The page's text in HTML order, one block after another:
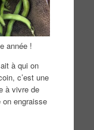
année !
à qui on
c’est une
à vivre de
on engraisse